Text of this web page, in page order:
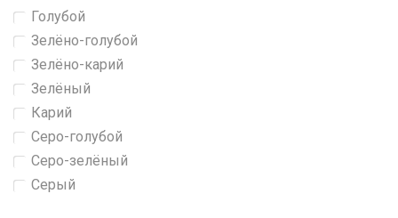
Голубой
Зелёно-голубой
Зелёно-карий
Зелёный
Карий
Серо-голубой
Серо-зелёный
Серый